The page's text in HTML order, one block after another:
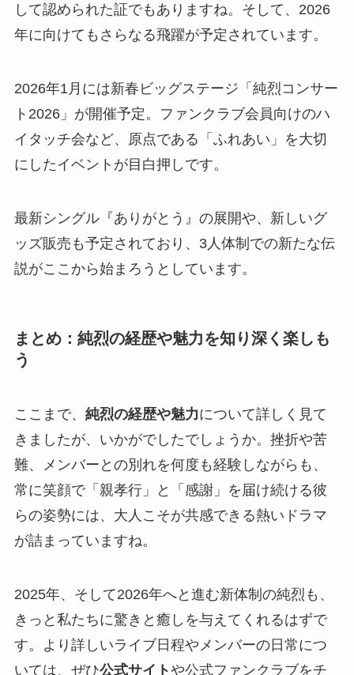
して認められた証でもありますね。そして、2026
年に向けてもさらなる飛躍が予定されています。
2026年1月には新春ビッグステージ「純烈コンサー
ト2026」が開催予定。ファンクラブ会員向けのハ
イタッチ会など、原点である「ふれあい」を大切
にしたイベントが目白押しです。
最新シングル『ありがとう』の展開や、新しいグ
ッズ販売も予定されており、3人体制での新たな伝
説がここから始まろうとしています。
まとめ：純烈の経歴や魅力を知り深く楽しも
う
ここまで、 純烈の経歴や魅力について詳しく見て
きましたが、いかがでしたでしょうか。挫折や苦
難、メンバーとの別れを何度も経験しながらも、
常に笑顔で「親孝行」と「感謝」を届け続ける彼
らの姿勢には、大人こそが共感できる熱いドラマ
が詰まっていますね。
2025年、そして2026年へと進む新体制の純烈も、
きっと私たちに驚きと癒しを与えてくれるはずで
す。より詳しいライブ日程やメンバーの日常につ
いては、ぜひ公式サイトや公式ファンクラブをチ